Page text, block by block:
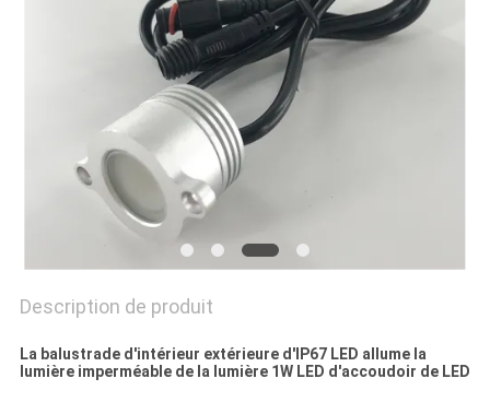
Description de produit
La balustrade d'intérieur extérieure d'IP67 LED allume la
lumière imperméable de la lumière 1W LED d'accoudoir de LED